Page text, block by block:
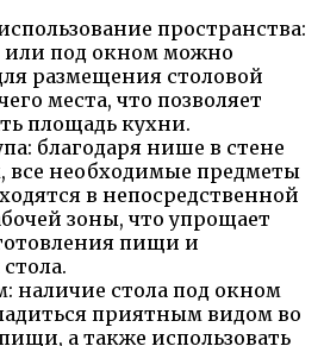
пространства:
или под окном можно
размещения столовой
места, что позволяет
площадь кухни.
благодаря нише в стене
все необходимые предметы
в непосредственной
зоны, что упрощает
пищи и
наличие стола под окном
приятным видом во
а также использовать